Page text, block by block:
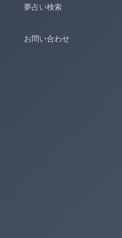
夢占い検索
お問い合わせ